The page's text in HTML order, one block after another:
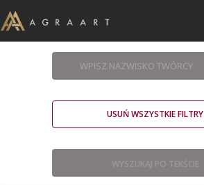
USUŃ WSZYSTKIE FILTRY